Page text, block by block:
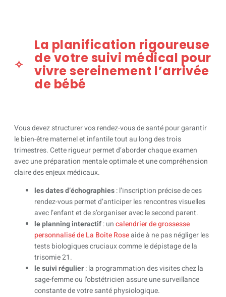
La planification rigoureuse
de votre suivi médical pour
vivre sereinement l’arrivée
de bébé
Vous devez structurer vos rendez-vous de santé pour garantir
le bien-être maternel et infantile tout au long des trois
trimestres. Cette rigueur permet d’aborder chaque examen
avec une préparation mentale optimale et une compréhension
claire des enjeux médicaux.
les dates d’échographies: l’inscription précise de ces
rendez-vous permet d’anticiper les rencontres visuelles
avec l’enfant et de s’organiser avec le second parent.
le planning interactif: uncalendrier de grossesse
personnalisé de La Boite Roseaide à ne pas négliger les
tests biologiques cruciaux comme le dépistage de la
trisomie 21.
le suivi régulier: la programmation des visites chez la
sage-femme ou l’obstétricien assure une surveillance
constante de votre santé physiologique.